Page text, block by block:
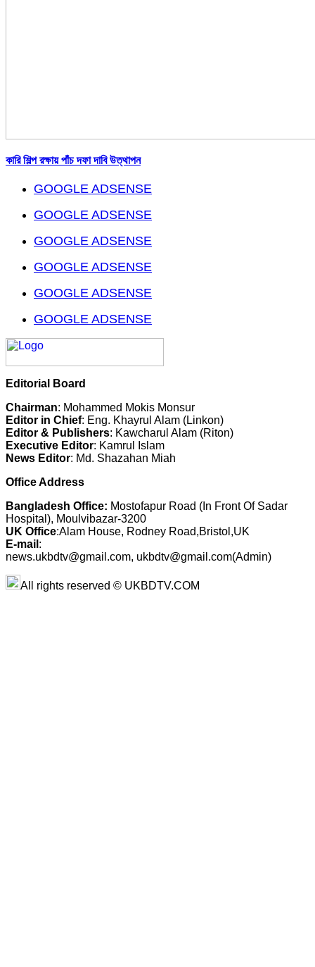
কারি শিল্প রক্ষায় পাঁচ দফা দাবি উত্থাপন
GOOGLE ADSENSE
GOOGLE ADSENSE
GOOGLE ADSENSE
GOOGLE ADSENSE
GOOGLE ADSENSE
GOOGLE ADSENSE
Editorial Board
Chairman: Mohammed Mokis Monsur
Editor in Chief: Eng. Khayrul Alam (Linkon)
Editor & Publishers: Kawcharul Alam (Riton)
Executive Editor: Kamrul Islam
News Editor: Md. Shazahan Miah
Office Address
Bangladesh Office: Mostofapur Road (In Front Of Sadar
Hospital), Moulvibazar-3200
UK Office:Alam House, Rodney Road,Bristol,UK
E-mail :
news.ukbdtv@gmail.com, ukbdtv@gmail.com(Admin)
All rights reserved © UKBDTV.COM